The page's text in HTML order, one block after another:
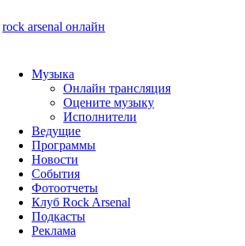
rock arsenal онлайн
Музыка
Онлайн трансляция
Оцените музыку
Исполнители
Ведущие
Программы
Новости
События
Фотоотчеты
Клуб Rock Arsenal
Подкасты
Реклама